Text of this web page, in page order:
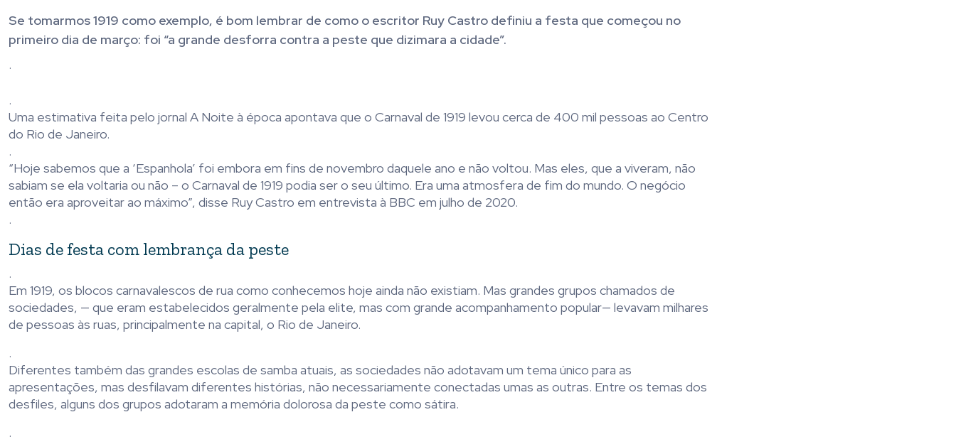
Se tomarmos 1919 como exemplo, é bom lembrar de como o escritor Ruy Castro definiu a festa que começou no
primeiro dia de março: foi “a grande desforra contra a peste que dizimara a cidade”.
.
.
Uma estimativa feita pelo jornal A Noite à época apontava que o Carnaval de 1919 levou cerca de 400 mil pessoas ao Centro
do Rio de Janeiro.
.
“Hoje sabemos que a ‘Espanhola’ foi embora em fins de novembro daquele ano e não voltou. Mas eles, que a viveram, não
sabiam se ela voltaria ou não – o Carnaval de 1919 podia ser o seu último. Era uma atmosfera de fim do mundo. O negócio
então era aproveitar ao máximo”, disse Ruy Castro em entrevista à BBC em julho de 2020.
.
Dias de festa com lembrança da peste
.
Em 1919, os blocos carnavalescos de rua como conhecemos hoje ainda não existiam. Mas grandes grupos chamados de
sociedades, — que eram estabelecidos geralmente pela elite, mas com grande acompanhamento popular— levavam milhares
de pessoas às ruas, principalmente na capital, o Rio de Janeiro.
.
Diferentes também das grandes escolas de samba atuais, as sociedades não adotavam um tema único para as
apresentações, mas desfilavam diferentes histórias, não necessariamente conectadas umas as outras. Entre os temas dos
desfiles, alguns dos grupos adotaram a memória dolorosa da peste como sátira.
.